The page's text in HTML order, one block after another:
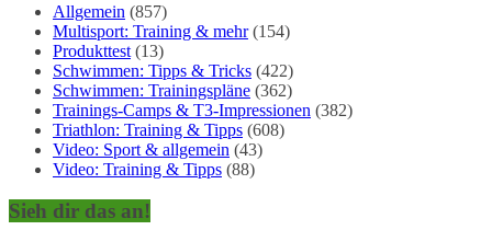
Allgemein (857)
Multisport: Training & mehr(154)
Produkttest (13)
Schwimmen: Tipps & Tricks (422)
Schwimmen: Trainingspläne (362)
Trainings-Camps & T3-Impressionen (382)
Triathlon: Training & Tipps (608)
Video: Sport & allgemein (43)
Video: Training & Tipps (88)
Sieh dir das an!